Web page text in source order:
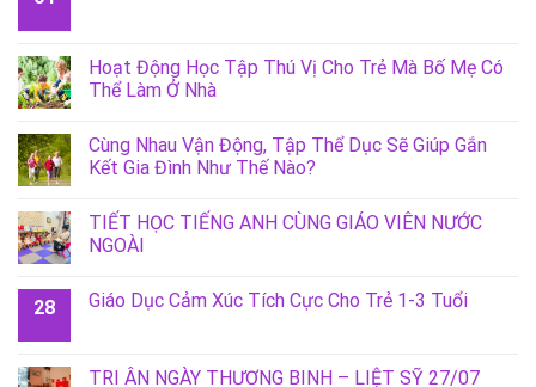
Hoạt Động Học Tập Thú Vị Cho Trẻ Mà Bố Mẹ Có
Thể Làm Ở Nhà
Cùng Nhau Vận Động, Tập Thể Dục Sẽ Giúp Gắn
Kết Gia Đình Như Thế Nào?
TIẾT HỌC TIẾNG ANH CÙNG GIÁO VIÊN NƯỚC
NGOÀI
28 Giáo Dục Cảm Xúc Tích Cực Cho Trẻ 1-3 Tuổi
TRI ÂN NGÀY THƯƠNG BINH – LIỆT SỸ 27/07